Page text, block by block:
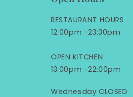
RESTAURANT HOURS
12:00pm -23:30pm
OPEN KITCHEN
13:00pm -22:00pm
Wednesday CLOSED